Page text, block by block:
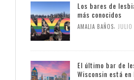
Los bares de
más conocidos
AMALIA BAÑOS
El último bar de
Wisconsin está en